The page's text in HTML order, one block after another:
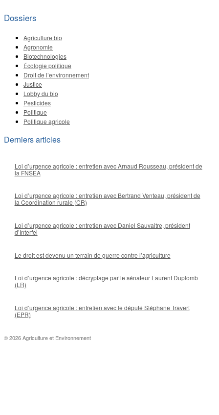
Dossiers
Agriculture bio
Agronomie
Biotechnologies
Écologie politique
Droit de l’environnement
Justice
Lobby du bio
Pesticides
Politique
Politique agricole
Derniers articles
Loi d’urgence agricole : entretien avec Arnaud Rousseau, président de
la FNSEA
Loi d’urgence agricole : entretien avec Bertrand Venteau, président de
la Coordination rurale (CR)
Loi d’urgence agricole : entretien avec Daniel Sauvaitre, président
d’Interfel
Le droit est devenu un terrain de guerre contre l’agriculture
Loi d’urgence agricole : décryptage par le sénateur Laurent Duplomb
(LR)
Loi d’urgence agricole : entretien avec le député Stéphane Travert
(EPR)
© 2026 Agriculture et Environnement